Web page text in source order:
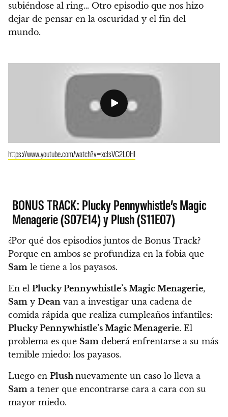
subiéndose al ring… Otro episodio que nos hizo
dejar de pensar en la oscuridad y el fin del
mundo.
https://www.youtube.com/watch?v=xclsVC2LOHI
BONUS TRACK: Plucky Pennywhistle’s Magic
Menagerie (S07E14) y Plush (S11E07)
¿Por qué dos episodios juntos de Bonus Track?
Porque en ambos se profundiza en la fobia que
Sam le tiene a los payasos.
En el Plucky Pennywhistle’s Magic Menagerie,
Sam y Dean van a investigar una cadena de
comida rápida que realiza cumpleaños infantiles:
Plucky Pennywhistle’s Magic Menagerie. El
problema es que Sam deberá enfrentarse a su más
temible miedo: los payasos.
Luego en Plushnuevamente un caso lo lleva a
Sam a tener que encontrarse cara a cara con su
mayor miedo.